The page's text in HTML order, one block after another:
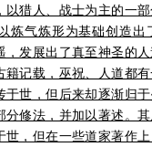
，以猎人、战士为主的一
炼气炼形为基础创造出
，发展出了真至神圣的
籍记载，巫祝、人道都
于世，但后来却逐渐归
分修法，并加以著述。
世，但在一些道家著作